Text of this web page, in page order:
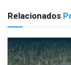
Relacionados